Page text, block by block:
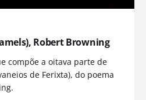
Robert Browning
compõe a oitava parte de
de Ferixta), do poema